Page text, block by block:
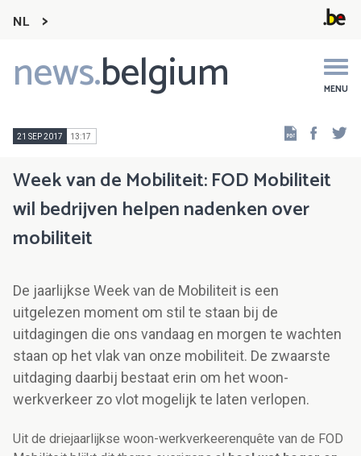
NL
news.belgium MENU
Main
navigation
21 SEP 2017 13:17
Week van de Mobiliteit: FOD Mobiliteit
wil bedrijven helpen nadenken over
mobiliteit
De jaarlijkse Week van de Mobiliteit is een
uitgelezen moment om stil te staan bij de
uitdagingen die ons vandaag en morgen te wachten
staan op het vlak van onze mobiliteit. De zwaarste
uitdaging daarbij bestaat erin om het woon-
werkverkeer zo vlot mogelijk te laten verlopen.
Uit de driejaarlijkse woon-werkverkeerenquête van de FOD